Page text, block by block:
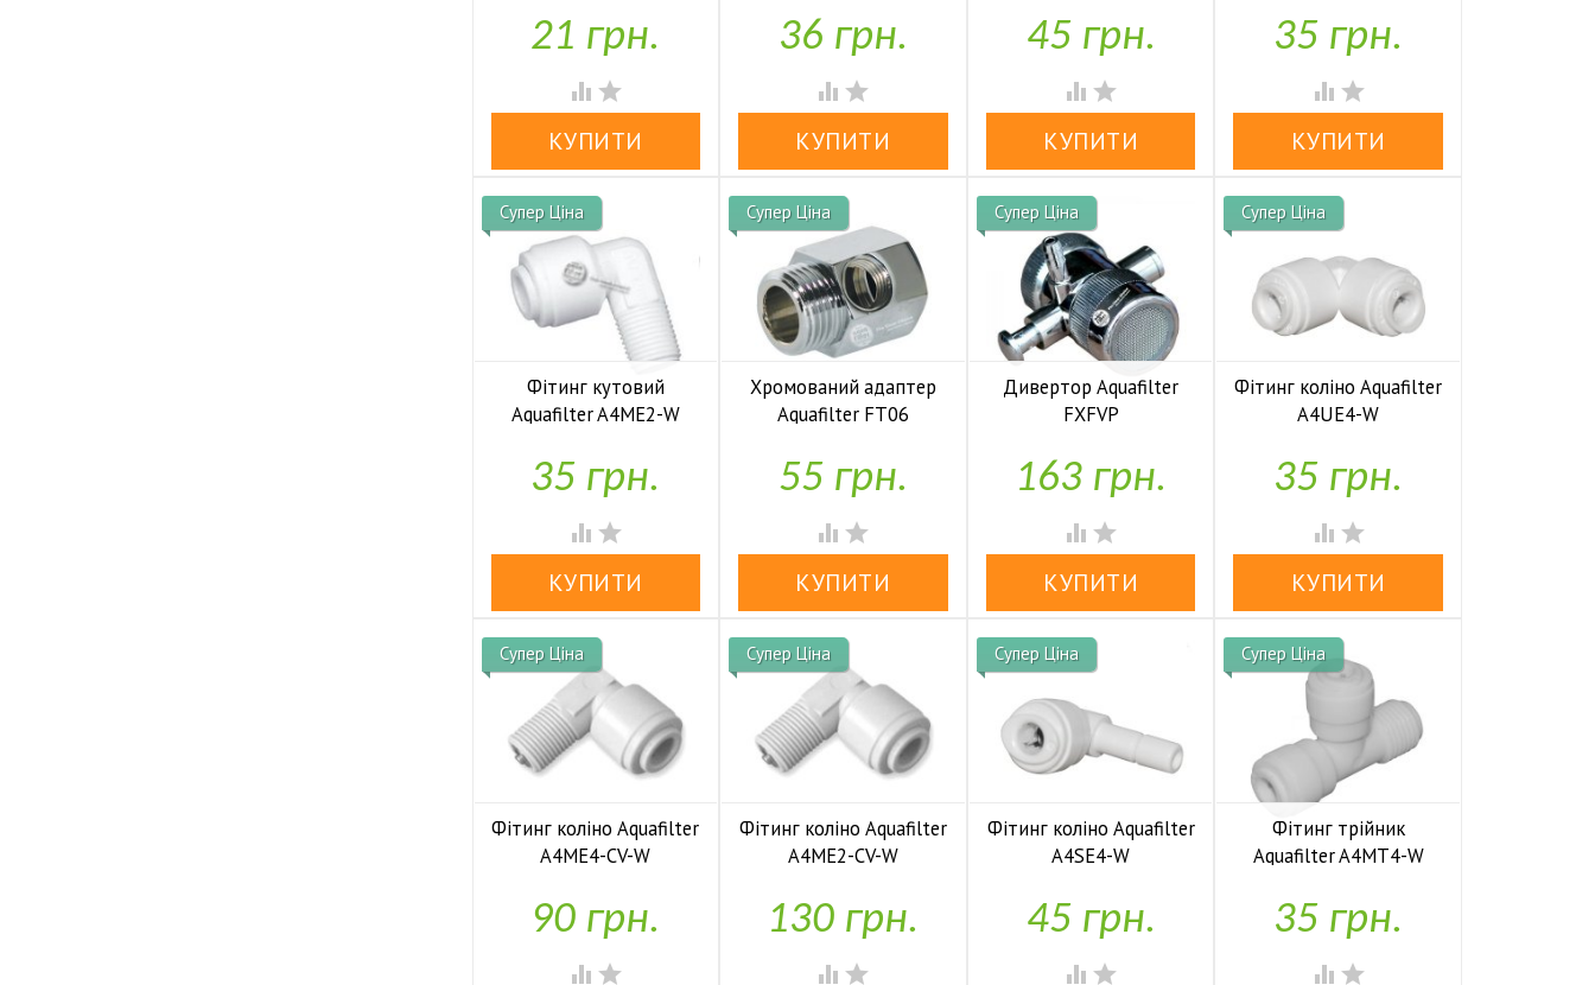
У наявності
21 грн.
 
У наявності
36 грн.
 
У наявності
45 грн.
 
У наявності
35 грн.
 
Супер Ціна
Фітинг кутовий
Aquafilter A4ME2-W
У наявності
35 грн.
 
Супер Ціна
Хромований адаптер
Aquafilter FT06
У наявності
55 грн.
 
Супер Ціна
Дивертор Aquafilter
FXFVP
У наявності
163 грн.
 
Супер Ціна
Фітинг коліно Aquafilter
A4UE4-W
У наявності
35 грн.
 
Супер Ціна
Фітинг коліно Aquafilter
A4ME4-CV-W
У наявності
90 грн.
 
Супер Ціна
Фітинг коліно Aquafilter
A4ME2-CV-W
У наявності
130 грн.
 
Супер Ціна
Фітинг коліно Aquafilter
A4SE4-W
У наявності
45 грн.
 
Супер Ціна
Фітинг трійник
Aquafilter A4MT4-W
У наявності
35 грн.
 